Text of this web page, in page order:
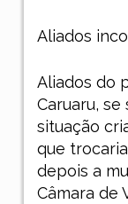
Aliados
Aliados do
Caruaru,
situação
que
depois a
Câmara de